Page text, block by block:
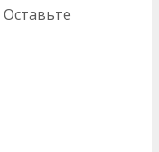
Оставьте